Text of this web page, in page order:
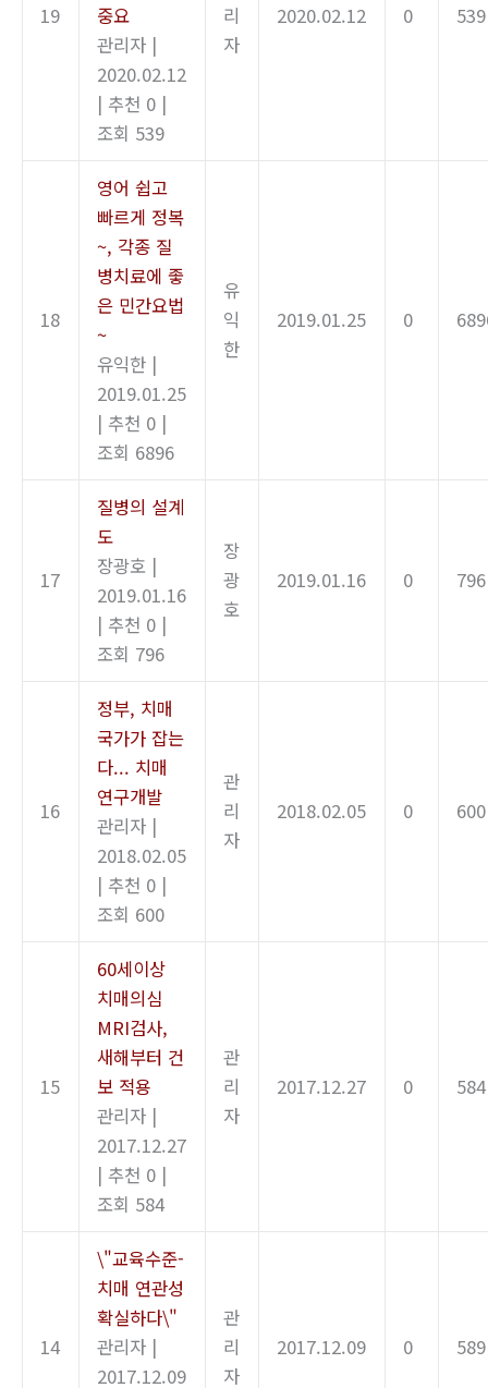
19
중요
관리자 |
2020.02.12
| 추천 0 |
조회 539
리
자
2020.02.12 0 539
18
영어 쉽고
빠르게 정복
~, 각종 질
병치료에 좋
은 민간요법
~
유익한 |
2019.01.25
| 추천 0 |
조회 6896
유
익
한
2019.01.25 0
17
질병의 설계
도
장광호 |
2019.01.16
| 추천 0 |
조회 796
장
광
호
2019.01.16 0 796
16
정부, 치매
국가가 잡는
다... 치매
연구개발
관리자 |
2018.02.05
| 추천 0 |
조회 600
관
리
자
2018.02.05 0 600
15
60세이상
치매의심
MRI검사,
새해부터 건
보 적용
관리자 |
2017.12.27
| 추천 0 |
조회 584
관
리
자
2017.12.27 0 584
14
\"교육수준-
치매 연관성
확실하다\"
관리자 |
2017.12.09
관
리
자
2017.12.09 0 589